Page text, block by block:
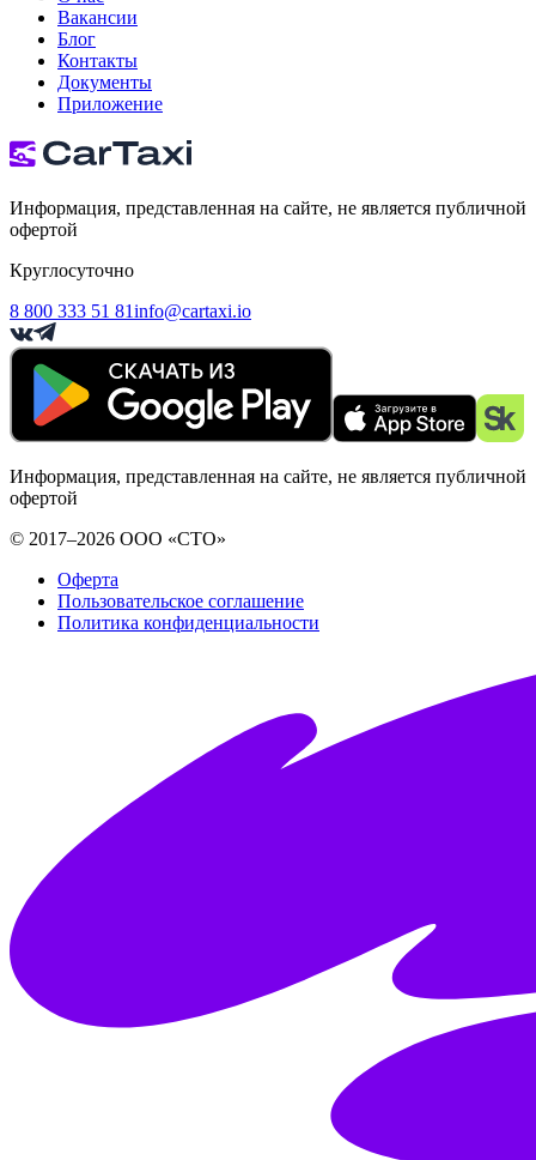
Вакансии
Блог
Контакты
Документы
Приложение
Информация, представленная на сайте, не является публичной
офертой
Круглосуточно
8 800 333 51 81info@cartaxi.io
Информация, представленная на сайте, не является публичной
офертой
© 2017–2026 ООО «СТО»
Оферта
Пользовательское соглашение
Политика конфиденциальности